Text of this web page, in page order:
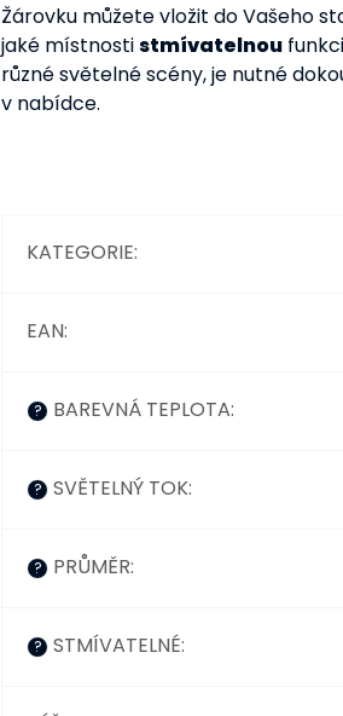
Žárovku můžete vložit do Vašeho
jaké místnostistmívatelnou
různé světelné scény, je nutné
v nabídce.
KATEGORIE:
EAN:
? BAREVNÁ TEPLOTA:
? SVĚTELNÝ TOK:
? PRŮMĚR:
? STMÍVATELNÉ: